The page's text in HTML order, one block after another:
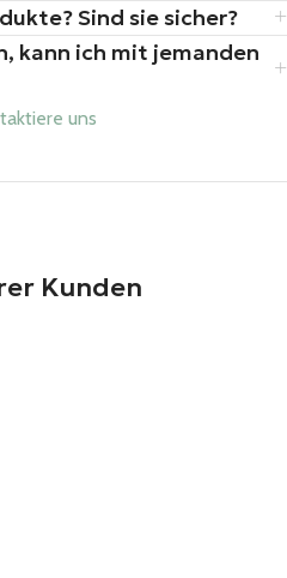
Sind sie sicher?
kann ich mit jemanden
uns
Kunden